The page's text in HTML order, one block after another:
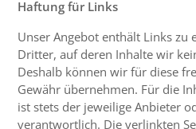
Haftung für Links
Unser Angebot enthält Links zu
Dritter, auf deren Inhalte wir
Deshalb können wir für diese
Gewähr übernehmen. Für die
ist stets der jeweilige Anbieter
verantwortlich. Die verlinkten